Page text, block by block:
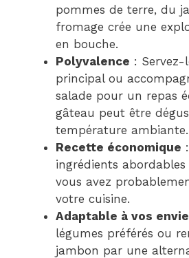
pommes de terre, du
fromage crée une
en bouche.
Polyvalence :
principal ou
salade pour un repas
gâteau peut être
température ambiante.
Recette économique
ingrédients
vous avez
votre cuisine.
Adaptable à vos
légumes préférés ou
jambon par une